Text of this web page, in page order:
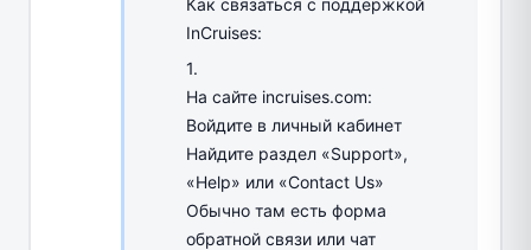
InCruises:
1.
На сайте incruises.com:
Войдите в личный кабинет
Найдите раздел «Support»,
«Help» или «Contact Us»
Обычно там есть форма
обратной связи или чат